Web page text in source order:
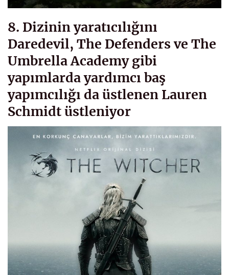
8. Dizinin yaratıcılığını
Daredevil, The Defenders ve The
Umbrella Academy gibi
yapımlarda yardımcı baş
yapımcılığı da üstlenen Lauren
Schmidt üstleniyor